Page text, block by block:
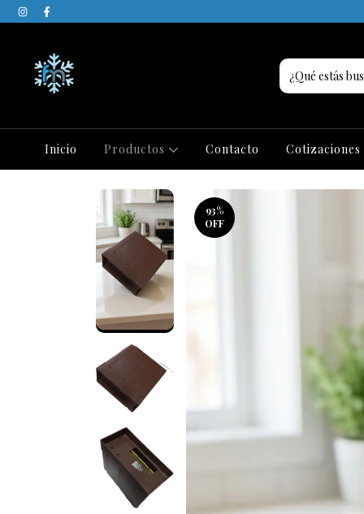
Inicio Productos Contacto Cotizaciones
93%
OFF